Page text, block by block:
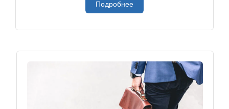
Подробнее